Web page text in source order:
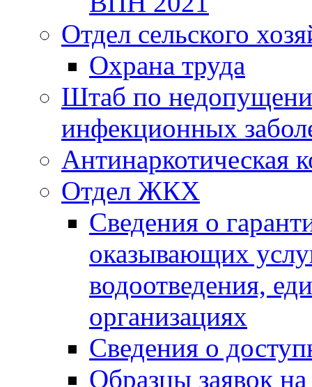
Отдел сельского
Охрана труда
Штаб по
инфекционных
Антинаркотическая
Отдел ЖКХ
Сведения о
оказывающих
водоотведения,
организациях
Сведения о
Образцы заявок